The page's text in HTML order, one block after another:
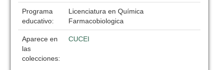
Programa
educativo:
Licenciatura en Química
Farmacobiologica
Aparece en
las
colecciones:
CUCEI